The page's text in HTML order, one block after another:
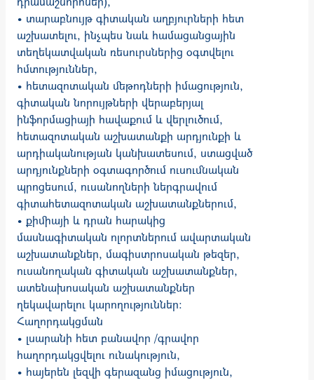
• տարաբնույթ գիտական աղբյուրների հետ
աշխատելու, ինչպես նաև համացանցային
տեղեկատվական ռեսուրսներից օգտվելու
հմտություններ,
• հետազոտական մեթոդների իմացություն,
գիտական նորույթների վերաբերյալ
ինֆորմացիայի հավաքում և վերլուծում,
հետազոտական աշխատանքի արդյունքի և
արդիականության կանխատեսում, ստացված
արդյունքների օգտագործում ուսումնական
պրոցեսում, ուսանողների ներգրավում
գիտահետազոտական աշխատանքներում,
• քիմիայի և դրան հարակից
մասնագիտական ոլորտներում ավարտական
աշխատանքներ, մագիստրոսական թեզեր,
ուսանողական գիտական աշխատանքներ,
ատենախոսական աշխատանքներ
ղեկավարելու կարողություններ:
Հաղորդակցման
• լսարանի հետ բանավոր /գրավոր
հաղորդակցվելու ունակություն,
• հայերեն լեզվի գերազանց իմացություն,